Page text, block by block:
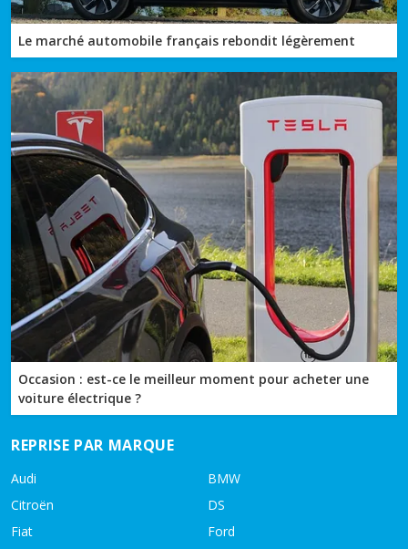
Le marché automobile français rebondit légèrement
Occasion : est-ce le meilleur moment pour acheter une
voiture électrique ?
REPRISE PAR MARQUE
Audi
BMW
Citroën
DS
Fiat
Ford